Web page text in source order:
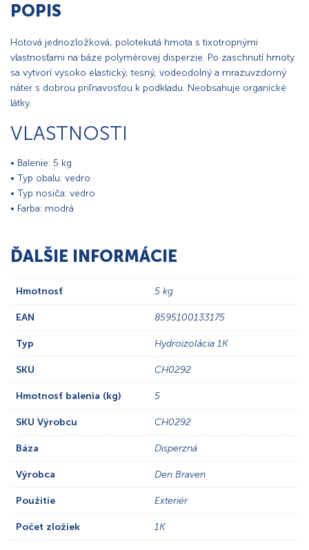
POPIS
Hotová jednozložková, polotekutá hmota s tixotropnými
vlastnosťami na báze polymérovej disperzie. Po zaschnutí hmoty
sa vytvorí vysoko elastický, tesný, vodeodolný a mrazuvzdorný
náter s dobrou priľnavosťou k podkladu. Neobsahuje organické
látky.
VLASTNOSTI
• Balenie: 5 kg
• Typ obalu: vedro
• Typ nosiča: vedro
• Farba: modrá
ĎALŠIE INFORMÁCIE
Hmotnosť 5 kg
EAN 8595100133175
Typ Hydroizolácia 1K
SKU CH0292
Hmotnosť balenia (kg) 5
SKU Výrobcu CH0292
Báza Disperzná
Výrobca Den Braven
Použitie Exteriér
Počet zložiek 1K